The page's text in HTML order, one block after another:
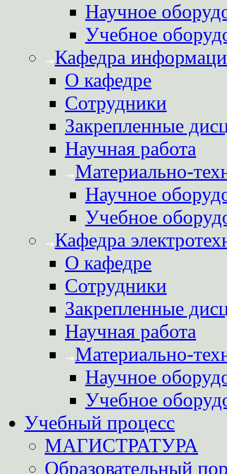
Научное
Учебное
Кафедра
О кафедре
Сотрудники
Закрепленные
Научная работа
Материально-
Научное
Учебное
Кафедра
О кафедре
Сотрудники
Закрепленные
Научная работа
Материально-
Научное
Учебное
Учебный процесс
МАГИСТРАТУРА
Образовательный